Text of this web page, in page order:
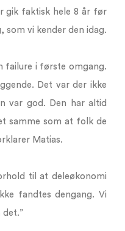
gik faktisk hele 8 år før
som vi kender den idag.
failure i første omgang.
Det var der ikke
var god. Den har altid
samme som at folk de
Matias.
til at deleøkonomi
fandtes dengang. Vi
det.”